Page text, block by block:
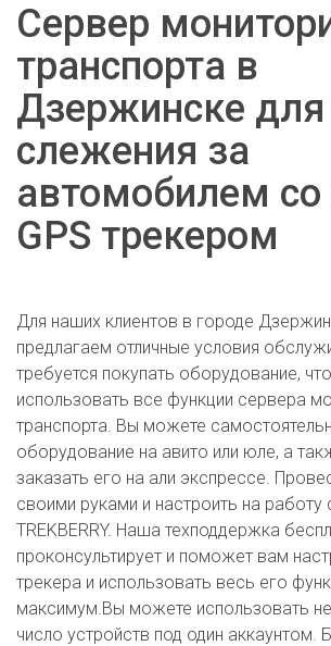
Сервер
транспорта в
Дзержинске для
слежения за
автомобилем
GPS трекером
Для наших клиентов в городе
предлагаем отличные условия
требуется покупать оборудование,
использовать все функции сервера
транспорта. Вы можете
оборудование на авито или юле, а
заказать его на али экспрессе.
своими руками и настроить на
TREKBERRY. Наша техподдержка
проконсультирует и поможет вам
трекера и использовать весь его
максимум.Вы можете использовать
число устройств под один аккаунтом.